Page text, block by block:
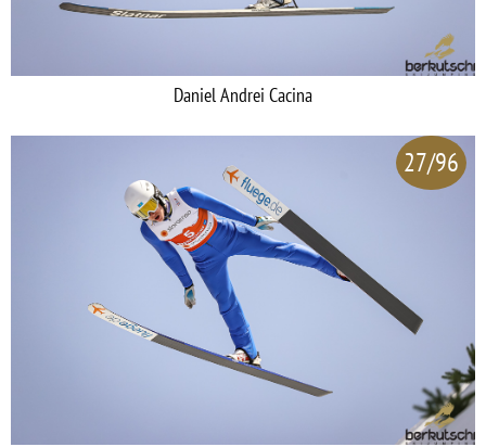
Daniel Andrei Cacina
27/96